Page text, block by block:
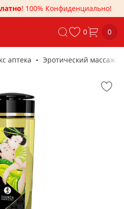
! 100% Конфиденциально!
0 0
аптека Эротический массаж